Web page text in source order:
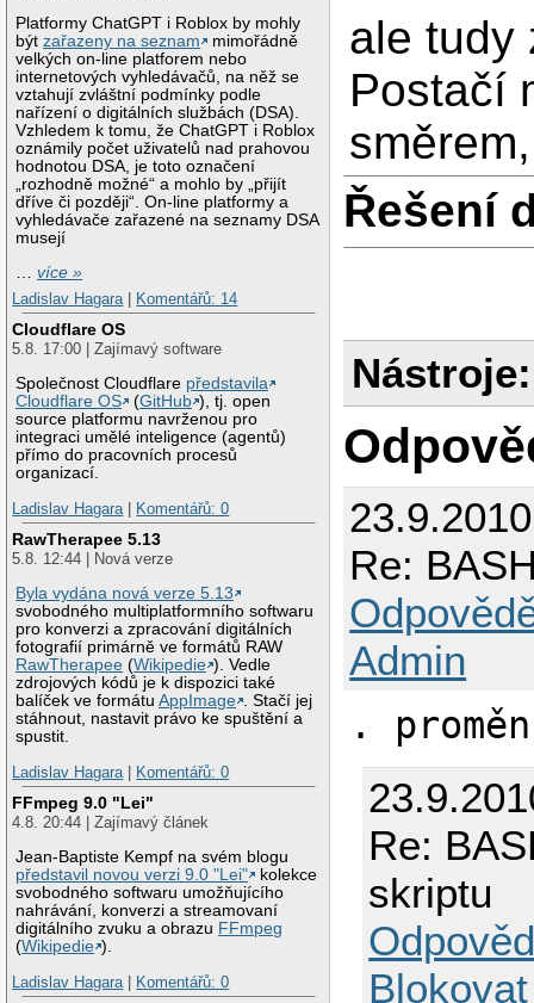
Platformy ChatGPT i Roblox by mohly
býtzařazeny na seznam
mimořádně
velkých on-line platforem nebo
internetových vyhledávačů, na něž se
vztahují zvláštní podmínky podle
nařízení o digitálních službách (DSA).
Vzhledem k tomu, že ChatGPT i Roblox
oznámily počet uživatelů nad prahovou
hodnotou DSA, je toto označení
„rozhodně možné“ a mohlo by „přijít
dříve či později“. On-line platformy a
vyhledávače zařazené na seznamy DSA
musejí
…více »
Ladislav Hagara | Komentářů: 14
Cloudflare OS
5.8. 17:00 | Zajímavý software
Společnost Cloudflare představila
Cloudflare OS
(GitHub ), tj. open
source platformu navrženou pro
integraci umělé inteligence (agentů)
přímo do pracovních procesů
organizací.
Ladislav Hagara | Komentářů: 0
RawTherapee 5.13
5.8. 12:44 | Nová verze
Byla vydána nová verze 5.13
svobodného multiplatformního softwaru
pro konverzi a zpracování digitálních
fotografií primárně ve formátů RAW
RawTherapee (Wikipedie ). Vedle
zdrojových kódů je k dispozici také
balíček ve formátuAppImage
. Stačí jej
stáhnout, nastavit právo ke spuštění a
spustit.
Ladislav Hagara | Komentářů: 0
FFmpeg 9.0 "Lei"
4.8. 20:44 | Zajímavý článek
Jean-Baptiste Kempf na svém blogu
představil novou verzi 9.0 "Lei"
kolekce
svobodného softwaru umožňujícího
nahrávání, konverzi a streamovaní
digitálního zvuku a obrazu FFmpeg
(Wikipedie ).
Ladislav Hagara | Komentářů: 0
ale tudy
Postačí
Řešení
Nástroje:
Re:
Admin
.
Re:
skriptu
Blokovat